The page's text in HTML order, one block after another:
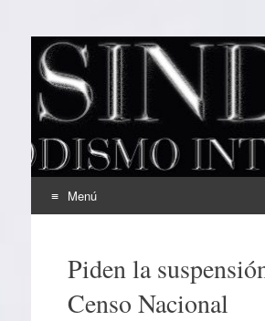
EL SINDICAL
Periodismo Inteligente
Menú
contenidoPiden la
Censo Nacional